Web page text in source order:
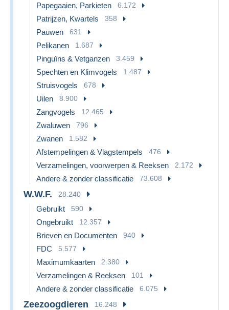
Papegaaien, Parkieten 6.172
Patrijzen, Kwartels 358
Pauwen 631
Pelikanen 1.687
Pinguïns & Vetganzen 3.459
Spechten en Klimvogels 1.487
Struisvogels 678
Uilen 8.900
Zangvogels 12.465
Zwaluwen 796
Zwanen 1.582
Afstempelingen & Vlagstempels 476
Verzamelingen, voorwerpen & Reeksen 2.172
Andere & zonder classificatie 73.608
W.W.F. 28.240
Gebruikt 590
Ongebruikt 12.357
Brieven en Documenten 940
FDC 5.577
Maximumkaarten 2.380
Verzamelingen & Reeksen 101
Andere & zonder classificatie 6.075
Zeezoogdieren 16.248